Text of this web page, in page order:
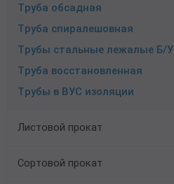
Труба обсадная
Труба спиралешовная
Трубы стальные лежалые Б/У
Труба восстановленная
Трубы в ВУС изоляции
Листовой прокат
Сортовой прокат